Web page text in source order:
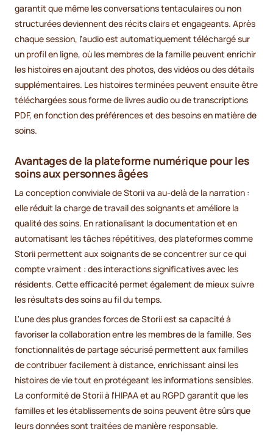
garantit que même les conversations tentaculaires ou non
structurées deviennent des récits clairs et engageants. Après
chaque session, l'audio est automatiquement téléchargé sur
un profil en ligne, où les membres de la famille peuvent enrichir
les histoires en ajoutant des photos, des vidéos ou des détails
supplémentaires. Les histoires terminées peuvent ensuite être
téléchargées sous forme de livres audio ou de transcriptions
PDF, en fonction des préférences et des besoins en matière de
soins.
Avantages de la plateforme numérique pour les
soins aux personnes âgées
La conception conviviale de Storii va au-delà de la narration :
elle réduit la charge de travail des soignants et améliore la
qualité des soins. En rationalisant la documentation et en
automatisant les tâches répétitives, des plateformes comme
Storii permettent aux soignants de se concentrer sur ce qui
compte vraiment : des interactions significatives avec les
résidents. Cette efficacité permet également de mieux suivre
les résultats des soins au fil du temps.
L'une des plus grandes forces de Storii est sa capacité à
favoriser la collaboration entre les membres de la famille. Ses
fonctionnalités de partage sécurisé permettent aux familles
de contribuer facilement à distance, enrichissant ainsi les
histoires de vie tout en protégeant les informations sensibles.
La conformité de Storii à l'HIPAA et au RGPD garantit que les
familles et les établissements de soins peuvent être sûrs que
leurs données sont traitées de manière responsable.